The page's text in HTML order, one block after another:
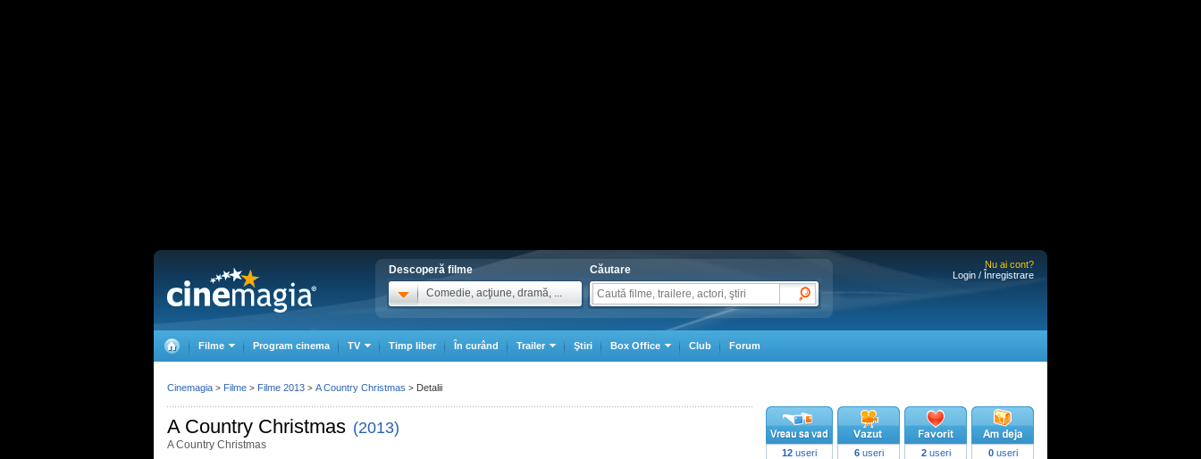
Descoperă filme
Comedie, acţiune, dramă, ...
Căutare
Nu ai cont?
Login / Înregistrare
Filme Program cinema TV Timp liber În curând Trailer Ştiri Box Office Club Forum
A Country Christmas (2013)
A Country Christmas
12 useri 6useri 2useri 0useri
Cinemagia > Filme > Filme 2013 > A Country Christmas > Detalii